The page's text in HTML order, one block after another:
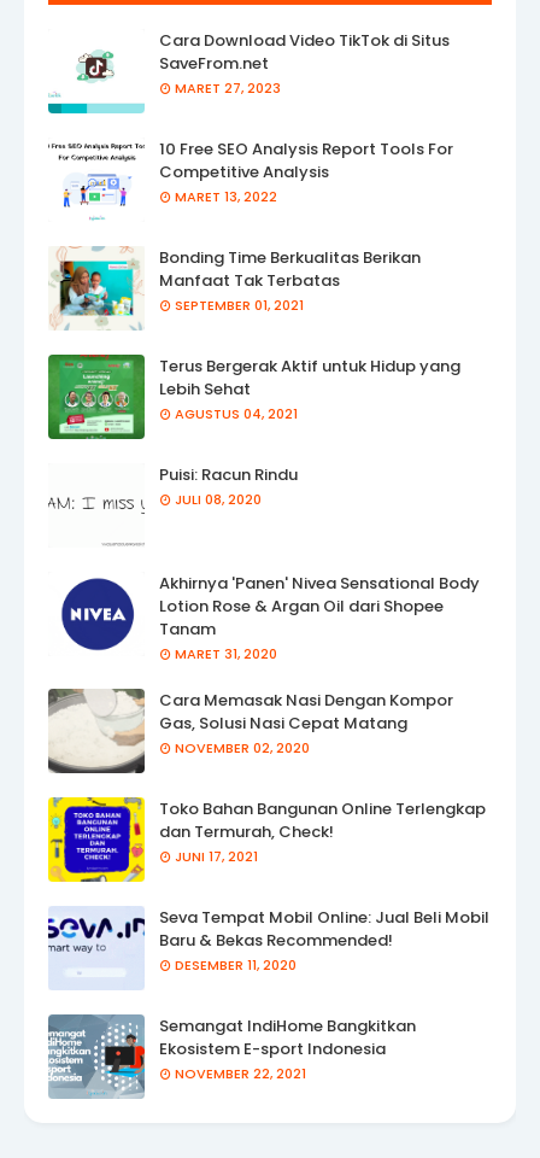
Cara Download Video TikTok di Situs
SaveFrom.net
MARET 27, 2023
10 Free SEO Analysis Report Tools For
Competitive Analysis
MARET 13, 2022
Bonding Time Berkualitas Berikan
Manfaat Tak Terbatas
SEPTEMBER 01, 2021
Terus Bergerak Aktif untuk Hidup yang
Lebih Sehat
AGUSTUS 04, 2021
Puisi: Racun Rindu
JULI 08, 2020
Akhirnya 'Panen' Nivea Sensational Body
Lotion Rose & Argan Oil dari Shopee
Tanam
MARET 31, 2020
Cara Memasak Nasi Dengan Kompor
Gas, Solusi Nasi Cepat Matang
NOVEMBER 02, 2020
Toko Bahan Bangunan Online Terlengkap
dan Termurah, Check!
JUNI 17, 2021
Seva Tempat Mobil Online: Jual Beli Mobil
Baru & Bekas Recommended!
DESEMBER 11, 2020
Semangat IndiHome Bangkitkan
Ekosistem E-sport Indonesia
NOVEMBER 22, 2021